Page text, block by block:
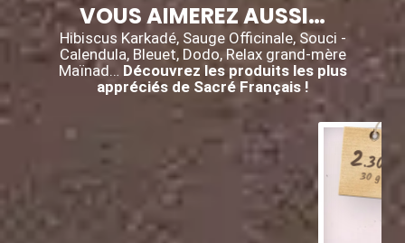
VOUS AIMEREZ AUSSI…
Hibiscus Karkadé, Sauge Officinale, Souci -
Calendula, Bleuet, Dodo, Relax grand-mère
Maïnad… Découvrez les produits les plus
appréciés de Sacré Français !
2.30
30 g